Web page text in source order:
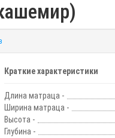
Краткие характеристики
Длина матраца -
Ширина матраца -
Высота -
Глубина -